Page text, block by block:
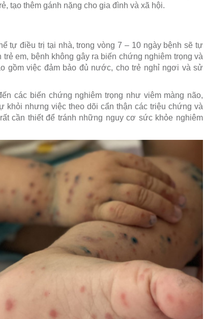
tạo thêm gánh nặng cho gia đình và xã hội.
tự điều trị tại nhà, trong vòng 7 – 10 ngày bệnh sẽ tự
em, bệnh không gây ra biến chứng nghiêm trọng và
gồm việc đảm bảo đủ nước, cho trẻ nghỉ ngơi và sử
các biến chứng nghiêm trọng như viêm màng não,
khỏi nhưng việc theo dõi cẩn thận các triệu chứng và
cần thiết để tránh những nguy cơ sức khỏe nghiêm